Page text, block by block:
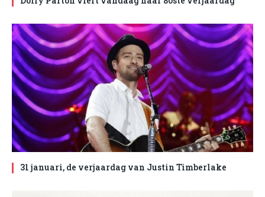
31 januari, de verjaardag van Justin Timberlake